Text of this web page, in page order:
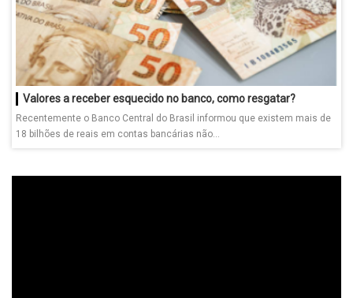
Valores a receber esquecido no banco, como resgatar?
Recentemente o Banco Central do Brasil informou que existem mais de
18 bilhões de reais em contas bancárias não...